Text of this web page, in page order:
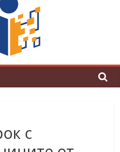
оживя в ОУ
Каравелов“
с